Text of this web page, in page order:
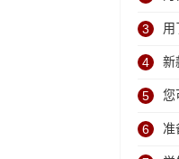
3 用
今
4 新
任
5 您
电
6 准